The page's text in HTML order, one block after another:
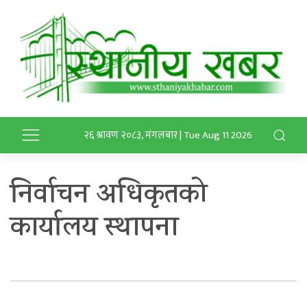
२६ श्रावण २०८३, मंगलबार | Tue Aug 11 2026
निर्वाचन अधिकृतको
कार्यालय स्थापना